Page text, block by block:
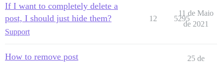
If I want to completely delete a
post, I should just hide them?
Support
12 5295
11 de Maio
de 2021
How to remove post
25 de